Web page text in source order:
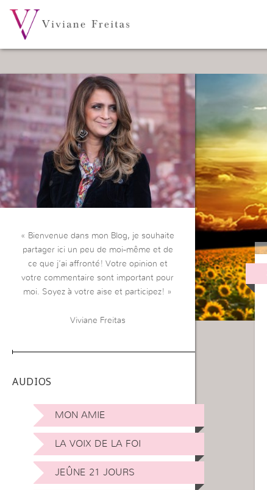
« Bienvenue dans mon Blog, je souhaite
partager ici un peu de moi-même et de
ce que j’ai affronté! Votre opinion et
votre commentaire sont important pour
moi. Soyez à votre aise et participez! »
Viviane Freitas
AUDIOS
MON AMIE
LA VOIX DE LA FOI
JEÛNE 21 JOURS